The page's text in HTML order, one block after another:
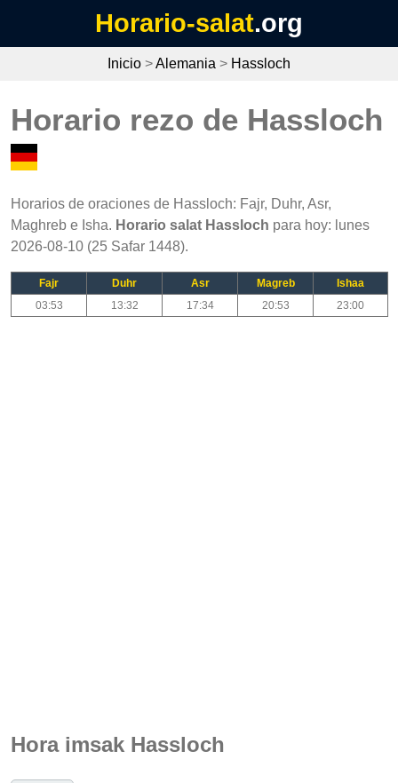
Horario-salat.org
Inicio >Alemania > Hassloch
Horario rezo de Hassloch
Horarios de oraciones de Hassloch: Fajr, Duhr, Asr,
Maghreb e Isha. Horario salat Hassloch para hoy: lunes
2026-08-10 (25 Safar 1448).
Fajr Duhr Asr Magreb
Ishaa
03:53
13:32 17:34 20:53 23:00
Hora imsak Hassloch